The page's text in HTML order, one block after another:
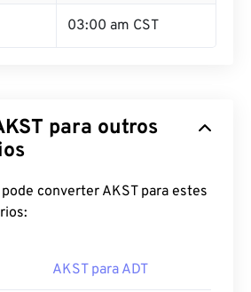
03:00 am CST
para outros
converter AKST para estes
AKST para ADT